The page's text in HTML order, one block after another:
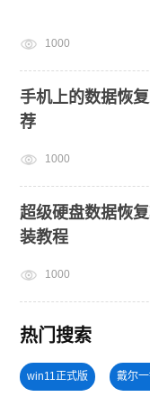
1000
手机上的数据恢
荐
1000
超级硬盘数据恢
装教程
1000
热门搜索
win11正式版 戴尔